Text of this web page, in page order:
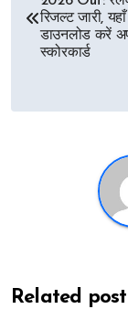
रिजल्ट जारी,
डाउनलोड करें
स्कोरकार्ड
Related post